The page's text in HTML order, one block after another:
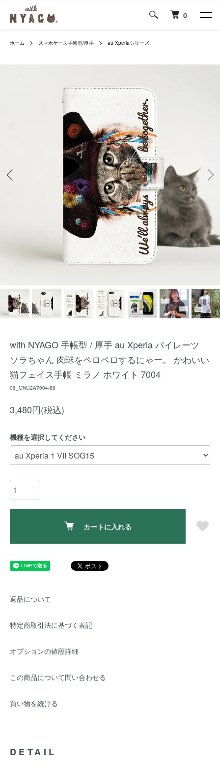
0
ホーム スマホケース手帳型/厚手 au Xperiaシリーズ
with NYAGO 手帳型 / 厚手 au Xperia パイレーツ
ソラちゃん 肉球をペロペロするにゃー。 かわいい
猫フェイス手帳 ミラノ ホワイト 7004
06_ONG2A7004-88
3,480円(税込)
機種を選択してください
カートに入れる
返品について
特定商取引法に基づく表記
オプションの値段詳細
この商品について問い合わせる
買い物を続ける
DETAIL